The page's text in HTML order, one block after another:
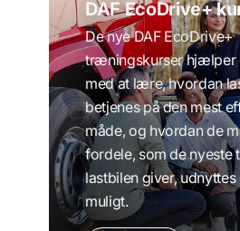
DAF EcoDrive+
De nye DAF EcoDrive+
træningskurser hjælper
med at lære, hvordan
betjenes på den mest
måde, og hvordan de
fordele, som de nyeste
lastbilen giver, udnyttes
muligt.